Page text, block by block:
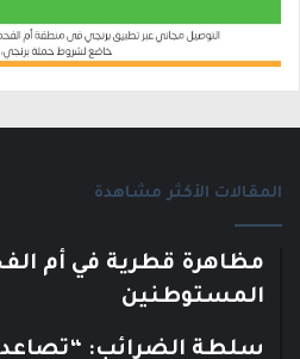
المقالات الأكثر مشاهدة
مظاهرة قطرية في أم
المستوطنين
سلطة الضرائب: “تصاعد